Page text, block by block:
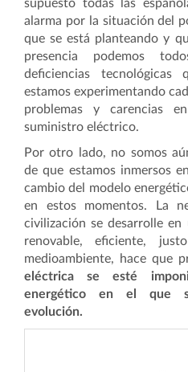
supuesto todas las
alarma por la situación del
que se está planteando y
presencia podemos
deficiencias
estamos experimentando
problemas y carencias
suministro eléctrico.
Por otro lado, no somos
de que estamos inmersos
cambio del modelo
en estos momentos. La
civilización se desarrolle en
renovable, eficiente,
medioambiente, hace que
eléctrica se esté
energético en el que
evolución.